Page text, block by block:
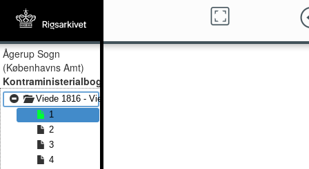
Ågerup Sogn
(Københavns Amt)
Kontraministerialbog
Viede 1816 - Viede 1831
1
2
3
4